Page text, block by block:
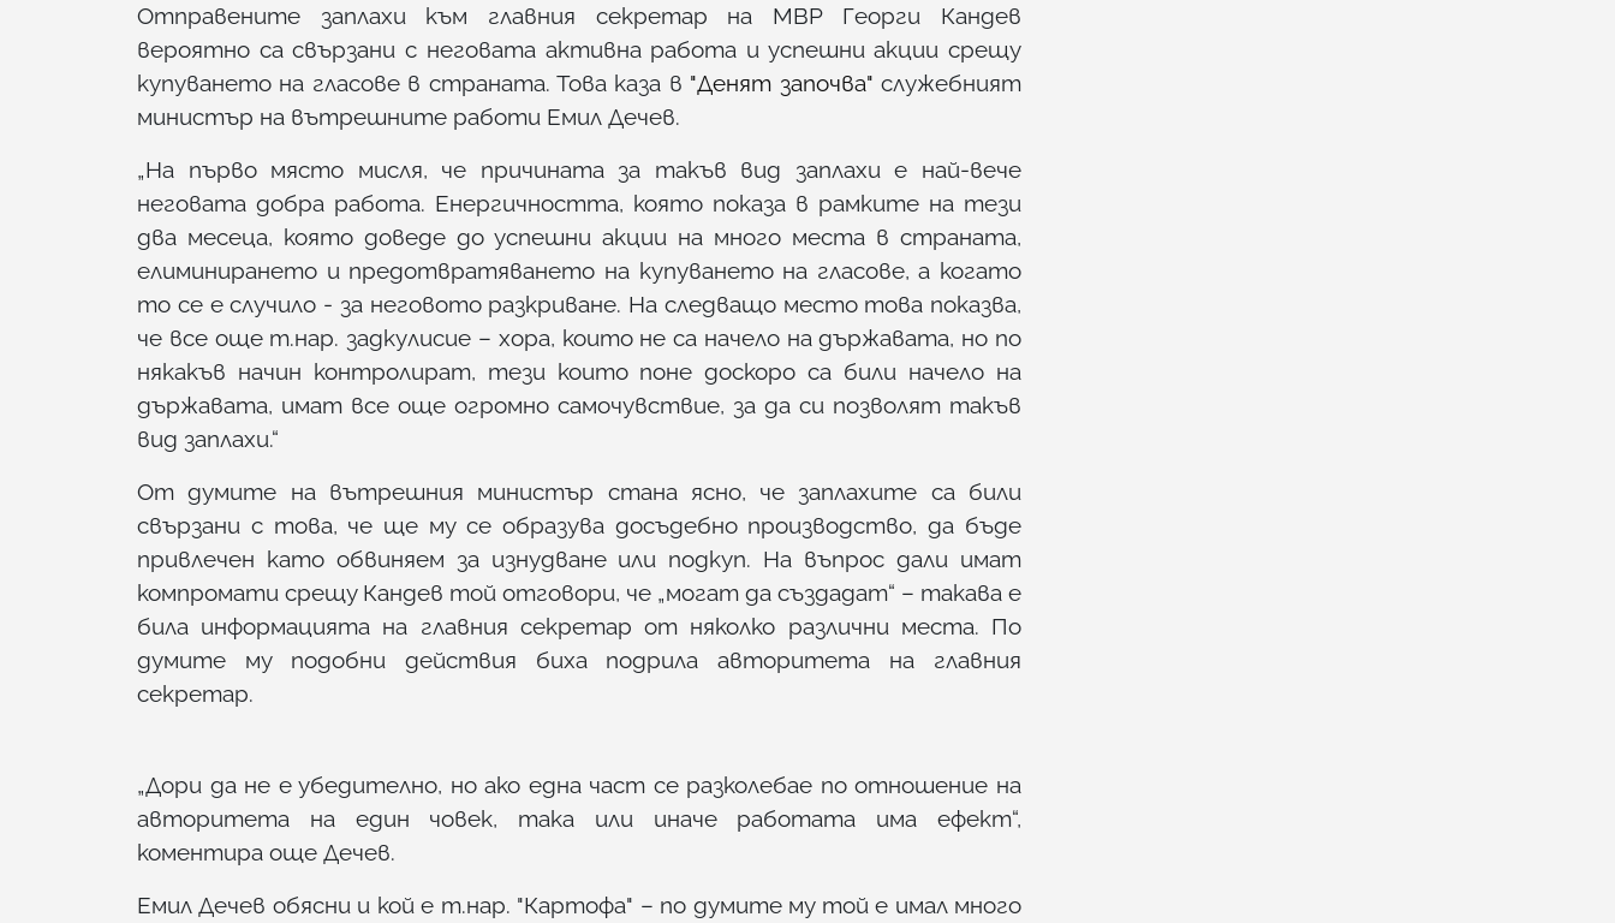
Отправените заплахи към главния секретар на МВР Георги Кандев
вероятно са свързани с неговата активна работа и успешни акции срещу
купуването на гласове в страната. Това каза в "Денят започва"служебният
министър на вътрешните работи Емил Дечев.
„На първо място мисля, че причината за такъв вид заплахи е най-вече
неговата добра работа. Енергичността, която показа в рамките на тези
два месеца, която доведе до успешни акции на много места в страната,
елиминирането и предотвратяването на купуването на гласове, а когато
то се е случило - за неговото разкриване. На следващо место това показва,
че все още т.нар. задкулисие – хора, които не са начело на държавата, но по
някакъв начин контролират, тези които поне доскоро са били начело на
държавата, имат все още огромно самочувствие, за да си позволят такъв
вид заплахи.“
От думите на вътрешния министър стана ясно, че заплахите са били
свързани с това, че ще му се образува досъдебно производство, да бъде
привлечен като обвиняем за изнудване или подкуп. На въпрос дали имат
компромати срещу Кандев той отговори, че „могат да създадат“ – такава е
била информацията на главния секретар от няколко различни места. По
думите му подобни действия биха подрила авторитета на главния
секретар.
„Дори да не е убедително, но ако една част се разколебае по отношение на
авторитета на един човек, така или иначе работата има ефект“,
коментира още Дечев.
Емил Дечев обясни и кой е т.нар. "Картофа" – по думите му той е имал много